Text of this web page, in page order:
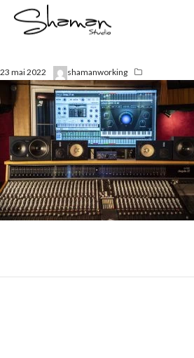
23 mai 2022 shamanworking